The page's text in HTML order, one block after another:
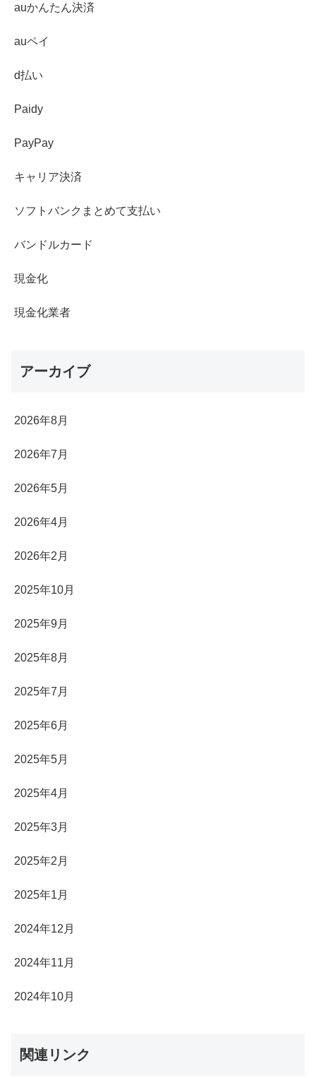
auかんたん決済
auペイ
d払い
Paidy
PayPay
キャリア決済
ソフトバンクまとめて支払い
バンドルカード
現金化
現金化業者
アーカイブ
2026年8月
2026年7月
2026年5月
2026年4月
2026年2月
2025年10月
2025年9月
2025年8月
2025年7月
2025年6月
2025年5月
2025年4月
2025年3月
2025年2月
2025年1月
2024年12月
2024年11月
2024年10月
関連リンク